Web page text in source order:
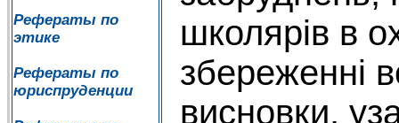
Рефераты по
этике
Рефераты по
юриспруденции
школярів в
збереженні
висновки,